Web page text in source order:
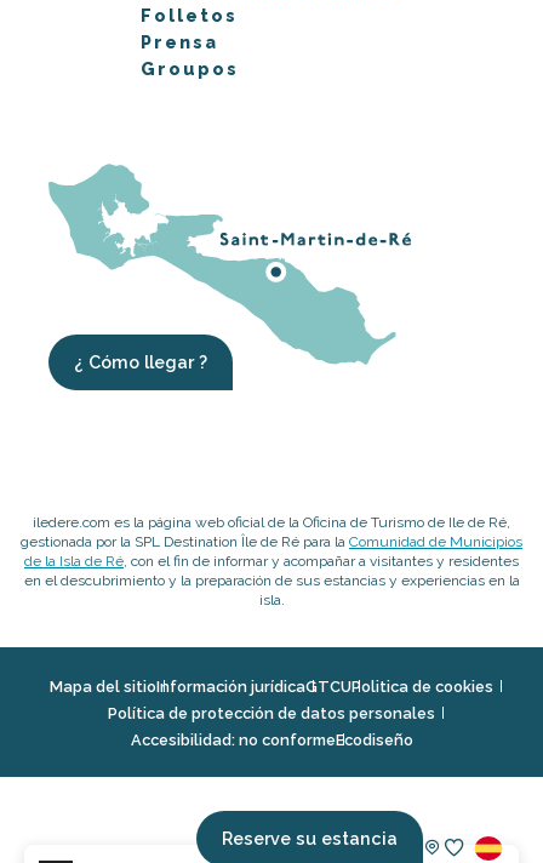
Reserve su estancia
Folletos
Prensa
Groupos
¿ Cómo llegar ?
iledere.com es la página web oficial de la Oficina de Turismo de Ile de Ré,
gestionada por la SPL Destination Île de Ré para la Comunidad de Municipios
de la Isla de Ré, con el fin de informar y acompañar a visitantes y residentes
en el descubrimiento y la preparación de sus estancias y experiencias en la
isla.
Mapa del sitioInformación jurídicaGTCUPolitica de cookies
Política de protección de datos personales
Accesibilidad: no conformeEcodiseño